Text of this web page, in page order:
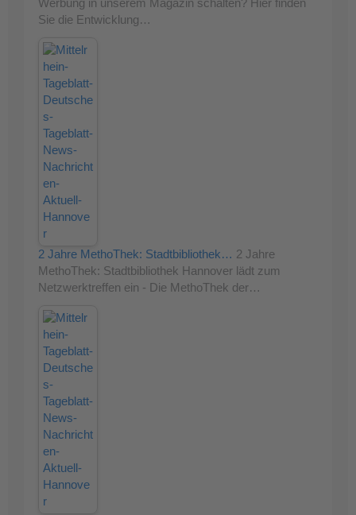
Werbung in unserem Magazin schalten? Hier finden
Sie die Entwicklung…
2 Jahre MethoThek: Stadtbibliothek… 2 Jahre
MethoThek: Stadtbibliothek Hannover lädt zum
Netzwerktreffen ein - Die MethoThek der…